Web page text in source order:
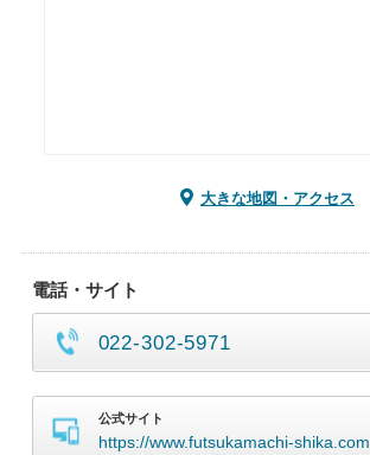
大きな地図・アクセス
電話・サイト
022-302-5971
公式サイト
https://www.futsukamachi-shika.com